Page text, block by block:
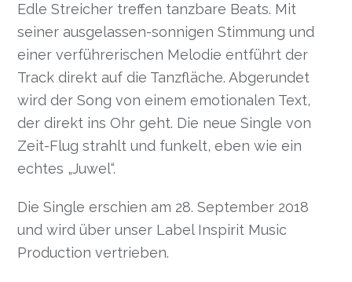
Edle Streicher treffen tanzbare Beats. Mit
seiner ausgelassen-sonnigen Stimmung und
einer verführerischen Melodie entführt der
Track direkt auf die Tanzfläche. Abgerundet
wird der Song von einem emotionalen Text,
der direkt ins Ohr geht. Die neue Single von
Zeit-Flug strahlt und funkelt, eben wie ein
echtes „Juwel“.
Die Single erschien am 28. September 2018
und wird über unser Label Inspirit Music
Production vertrieben.